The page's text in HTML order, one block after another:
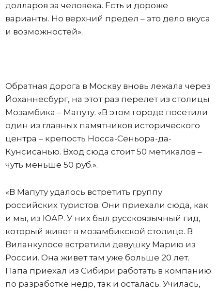
долларов за человека. Есть и дороже
варианты. Но верхний предел – это дело вкуса
и возможностей».
Обратная дорога в Москву вновь лежала через
Йоханнесбург, на этот раз перелет из столицы
Мозамбика – Мапуту. «В этом городе посетили
один из главных памятников исторического
центра – крепость Носса-Сеньора-да-
Кунсисанью. Вход сюда стоит 50 метикалов –
чуть меньше 50 руб.».
«В Мапуту удалось встретить группу
российских туристов. Они приехали сюда, как
и мы, из ЮАР. У них был русскоязычный гид,
который живет в мозамбикской столице. В
Виланкулосе встретили девушку Марию из
России. Она живет там уже больше 20 лет.
Папа приехал из Сибири работать в компанию
по разработке недр, так и осталась. Училась,